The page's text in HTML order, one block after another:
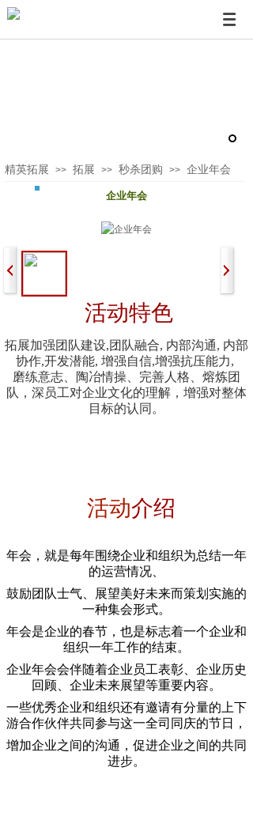
精英拓展 >> 拓展 >> 秒杀团购 >> 企业年会
企业年会
活动特色
拓展加强团队建设,团队融合, 内部沟通, 内部
协作,开发潜能, 增强自信,增强抗压能力,
磨练意志、陶冶情操、完善人格、熔炼团
队，深员工对企业文化的理解，增强对整体
目标的认同。
活动介绍
年会，就是每年围绕企业和组织为总结一年
的运营情况、
鼓励团队士气、展望美好未来而策划实施的
一种集会形式。
年会是企业的春节，也是标志着一个企业和
组织一年工作的结束。
企业年会会伴随着企业员工表彰、企业历史
回顾、企业未来展望等重要内容。
一些优秀企业和组织还有邀请有分量的上下
游合作伙伴共同参与这一全司同庆的节日，
增加企业之间的沟通，促进企业之间的共同
进步。